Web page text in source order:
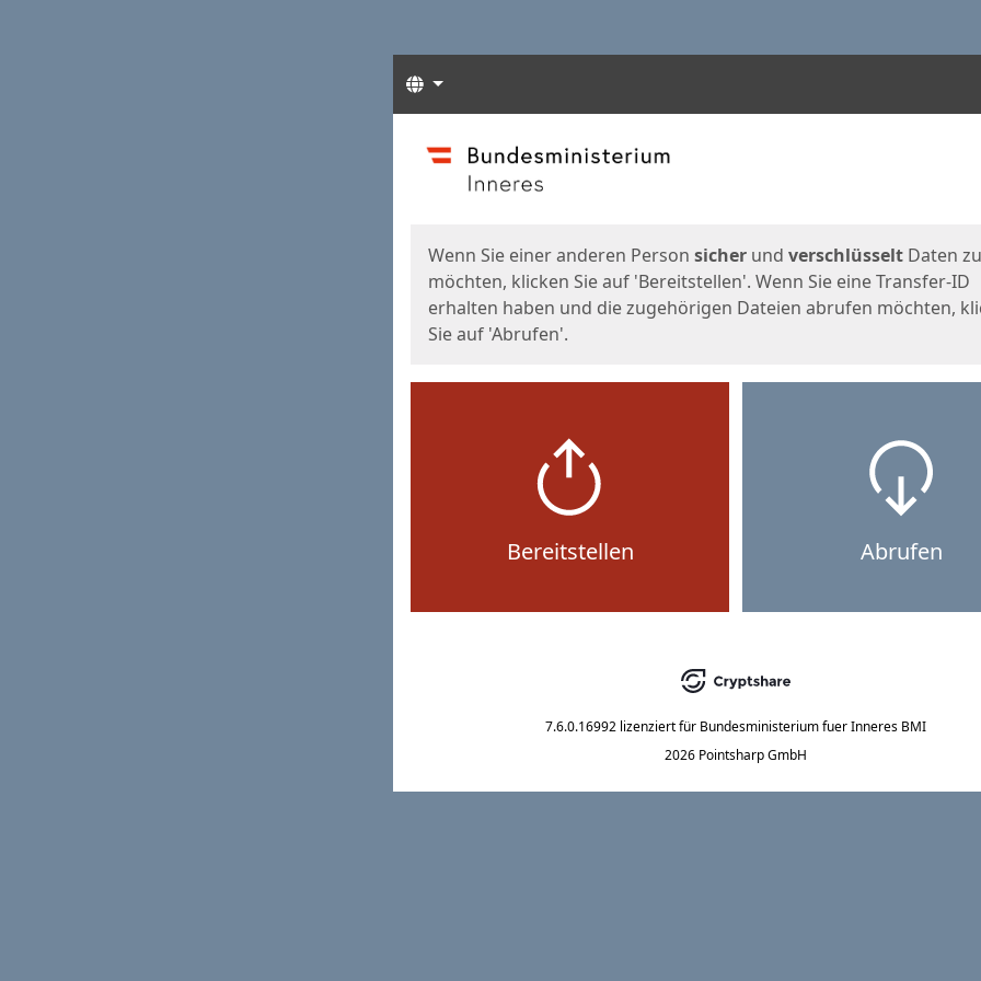
Sprachen
Start
Wenn Sie einer anderen Person sicher und verschlüsselt Daten
möchten, klicken Sie auf 'Bereitstellen'. Wenn Sie eine Transfer-ID
erhalten haben und die zugehörigen Dateien abrufen möchten,
Sie auf 'Abrufen'.
Bereitstellen Abrufen
7.6.0.16992 lizenziert für Bundesministerium fuer Inneres BMI
2026 Pointsharp GmbH